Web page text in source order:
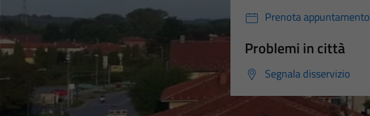
Prenota appuntamento
Problemi in città
Segnala disservizio